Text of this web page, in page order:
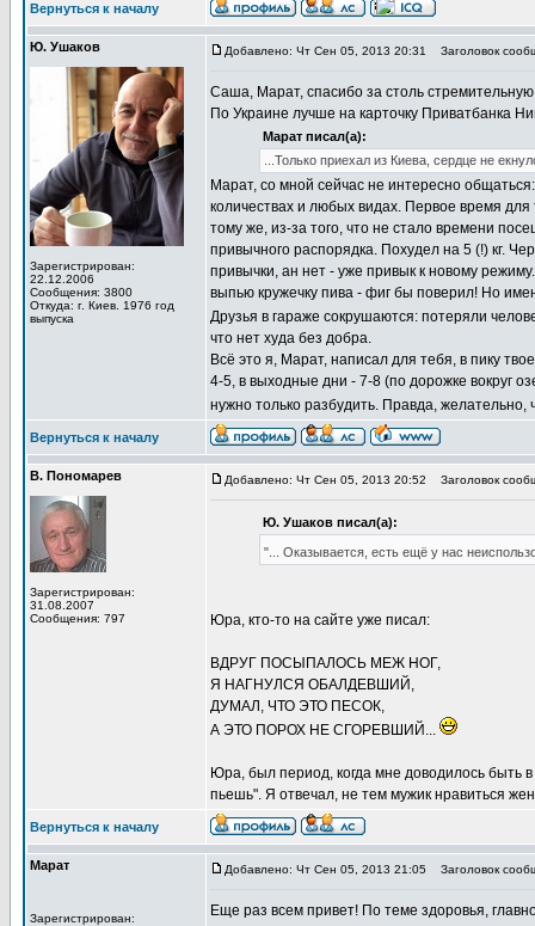
Вернуться к началу
Ю. Ушаков
Зарегистрирован:
22.12.2006
Сообщения: 3800
Откуда: г. Киев. 1976 год
выпуска
Добавлено: Чт Сен 05, 2013 20:31 Заголовок
Саша, Марат, спасибо за столь
По Украине лучше на карточку Приватбанка
Марат писал(а):
...Только приехал из Киева, сердце не
Марат, со мной сейчас не интересно
количествах и любых видах. Первое время для
тому же, из-за того, что не стало времени
привычного распорядка. Похудел на 5 (!) кг.
привычки, ан нет - уже привык к новому
выпью кружечку пива - фиг бы поверил! Но
Друзья в гараже сокрушаются: потеряли
что нет худа без добра.
Всё это я, Марат, написал для тебя, в пику
4-5, в выходные дни - 7-8 (по дорожке вокруг
нужно только разбудить. Правда,
Вернуться к началу
В. Пономарев
Зарегистрирован:
31.08.2007
Сообщения: 797
Добавлено: Чт Сен 05, 2013 20:52 Заголовок
Ю. Ушаков писал(а):
"... Оказывается, есть ещё у нас
Юра, кто-то на сайте уже писал:
ВДРУГ ПОСЫПАЛОСЬ МЕЖ НОГ,
Я НАГНУЛСЯ ОБАЛДЕВШИЙ,
ДУМАЛ, ЧТО ЭТО ПЕСОК,
А ЭТО ПОРОХ НЕ СГОРЕВШИЙ...
Юра, был период, когда мне доводилось быть
пьешь". Я отвечал, не тем мужик нравиться
Вернуться к началу
Марат
Зарегистрирован:
Добавлено: Чт Сен 05, 2013 21:05 Заголовок
Еще раз всем привет! По теме здоровья,